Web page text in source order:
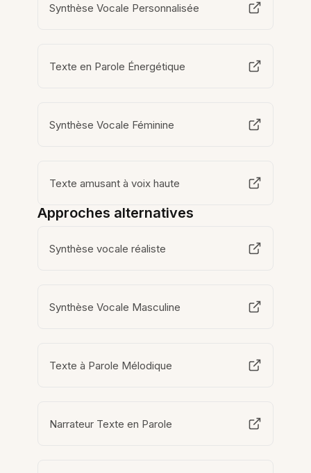
Synthèse Vocale Personnalisée
Texte en Parole Énergétique
Synthèse Vocale Féminine
Texte amusant à voix haute
Approches alternatives
Synthèse vocale réaliste
Synthèse Vocale Masculine
Texte à Parole Mélodique
Narrateur Texte en Parole